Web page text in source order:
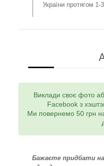
України протягом 1-
Виклади своє фото
Facebook з
Ми повернемо 50 грн
Бажаєте придбати